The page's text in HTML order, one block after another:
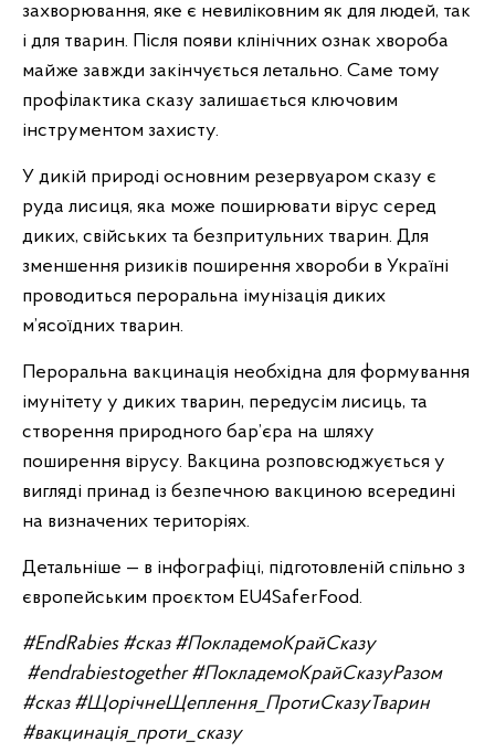
захворювання, яке є невиліковним як для людей, так
і для тварин. Після появи клінічних ознак хвороба
майже завжди закінчується летально. Саме тому
профілактика сказу залишається ключовим
інструментом захисту.
У дикій природі основним резервуаром сказу є
руда лисиця, яка може поширювати вірус серед
диких, свійських та безпритульних тварин. Для
зменшення ризиків поширення хвороби в Україні
проводиться пероральна імунізація диких
м’ясоїдних тварин.
Пероральна вакцинація необхідна для формування
імунітету у диких тварин, передусім лисиць, та
створення природного бар’єра на шляху
поширення вірусу. Вакцина розповсюджується у
вигляді принад із безпечною вакциною всередині
на визначених територіях.
Детальніше — в інфографіці, підготовленій спільно з
європейським проєктом EU4SaferFood.
#EndRabies #сказ #ПокладемоКрайСказу
#endrabiestogether #ПокладемоКрайСказуРазом
#сказ #ЩорічнеЩеплення_ПротиСказуТварин
#вакцинація_проти_сказу